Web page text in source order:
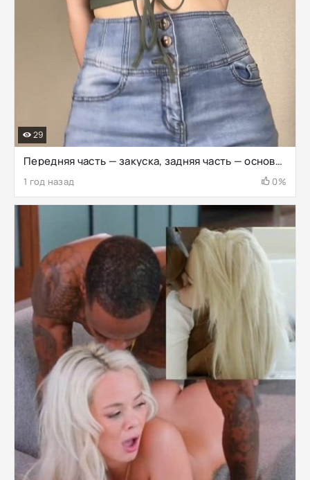
Передняя часть — закуска, задняя часть — основное блюдо ;)
1 год назад 0%
29